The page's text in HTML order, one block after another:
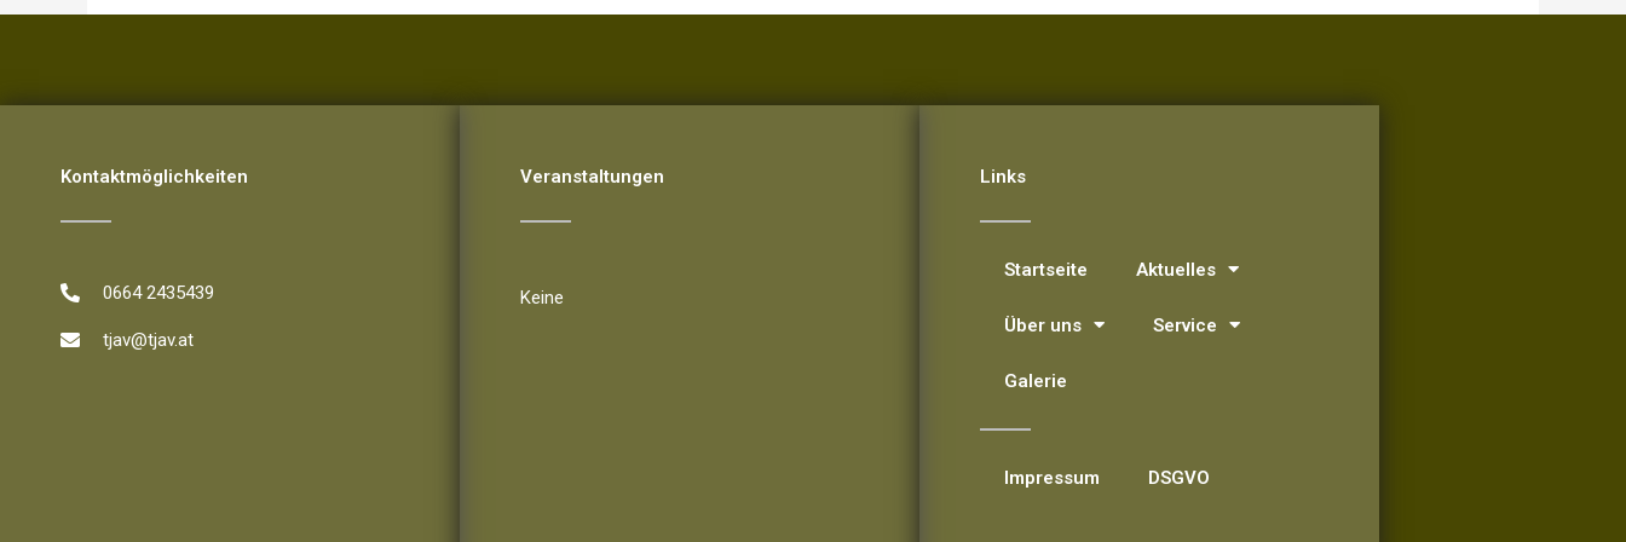
Kontaktmöglichkeiten
0664 2435439
tjav@tjav.at
Veranstaltungen
Keine
Links
Startseite Aktuelles
Über uns Service
Galerie
Impressum DSGVO